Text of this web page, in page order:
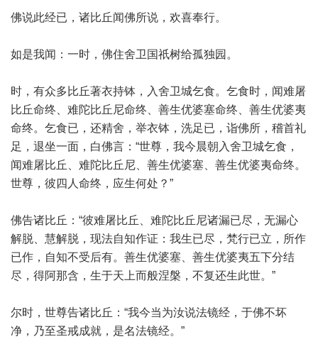
佛说此经已，诸比丘闻佛所说，欢喜奉行。
如是我闻：一时，佛住舍卫国祇树给孤独园。
时，有众多比丘著衣持钵，入舍卫城乞食。乞食时，闻难屠
比丘命终、难陀比丘尼命终、善生优婆塞命终、善生优婆夷
命终。乞食已，还精舍，举衣钵，洗足已，诣佛所，稽首礼
足，退坐一面，白佛言：“世尊，我今晨朝入舍卫城乞食，
闻难屠比丘、难陀比丘尼、善生优婆塞、善生优婆夷命终。
世尊，彼四人命终，应生何处？”
佛告诸比丘：“彼难屠比丘、难陀比丘尼诸漏已尽，无漏心
解脱、慧解脱，现法自知作证：我生已尽，梵行已立，所作
已作，自知不受后有。善生优婆塞、善生优婆夷五下分结
尽，得阿那含，生于天上而般涅槃，不复还生此世。”
尔时，世尊告诸比丘：“我今当为汝说法镜经，于佛不坏
净，乃至圣戒成就，是名法镜经。”